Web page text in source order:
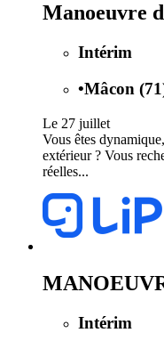
Manoeuvre
Intérim
•Mâcon
Le 27 juillet
Vous êtes
extérieur ? Vous
réelles...
Intérim